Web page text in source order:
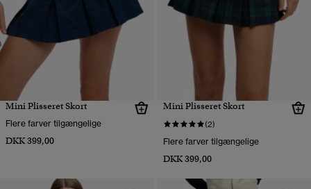
Mini Plisseret Skort
Flere farver tilgængelige
DKK 399,00
Mini Plisseret Skort
(2)
Flere farver tilgængelige
DKK 399,00